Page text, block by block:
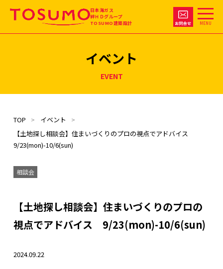
日本海ガス
絆ＨＤグループ
TOSUMO建築設計
イベント
EVENT
TOP
イベント
【土地探し相談会】住まいづくりのプロの視点でアドバイス
9/23(mon)-10/6(sun)
相談会
【土地探し相談会】住まいづくりのプロの
視点でアドバイス 9/23(mon)-10/6(sun)
2024.09.22
MENU